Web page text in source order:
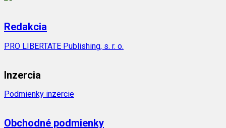
Redakcia
PRO LIBERTATE Publishing, s. r. o.
Inzercia
Podmienky inzercie
Obchodné podmienky